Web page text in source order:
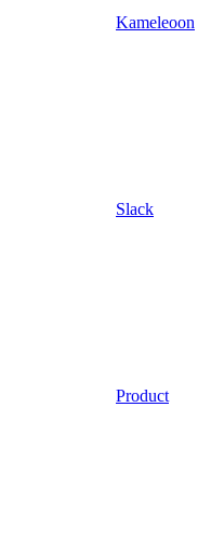
Kameleoon
Slack
Product